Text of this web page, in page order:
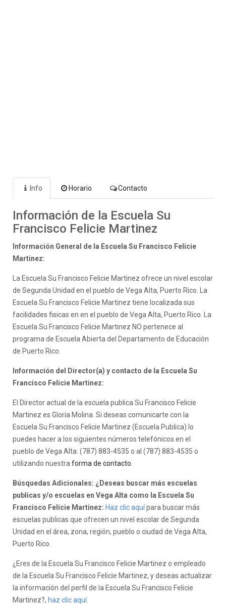
Info Horario Contacto
Información de la Escuela Su
Francisco Felicie Martinez
Información General de la Escuela Su Francisco Felicie
Martinez:
La Escuela Su Francisco Felicie Martinez ofrece un nivel escolar
de Segunda Unidad en el pueblo de Vega Alta, Puerto Rico. La
Escuela Su Francisco Felicie Martinez tiene localizada sus
facilidades fisicas en en el pueblo de Vega Alta, Puerto Rico. La
Escuela Su Francisco Felicie Martinez NO pertenece al
programa de Escuela Abierta del Departamento de Educación
de Puerto Rico.
Información del Director(a) y contacto de la Escuela Su
Francisco Felicie Martinez:
El Director actual de la escuela publica Su Francisco Felicie
Martinez es Gloria Molina. Si deseas comunicarte con la
Escuela Su Francisco Felicie Martinez (Escuela Publica) lo
puedes hacer a los siguientes números telefónicos en el
pueblo de Vega Alta: (787) 883-4535 o al (787) 883-4535 o
utilizando nuestra forma de contacto
Búsquedas Adicionales: ¿Deseas buscar más escuelas
publicas y/o escuelas en Vega Alta como la Escuela Su
Francisco Felicie Martinez: Haz clic aquípara buscar más
escuelas publicas que ofrecen un nivel escolar de Segunda
Unidad en el área, zona, región, pueblo o ciudad de Vega Alta,
Puerto Rico.
¿Eres de la Escuela Su Francisco Felicie Martinez o empleado
de la Escuela Su Francisco Felicie Martinez, y deseas actualizar
la información del perfil de la Escuela Su Francisco Felicie
Martinez?, haz clic aquí.